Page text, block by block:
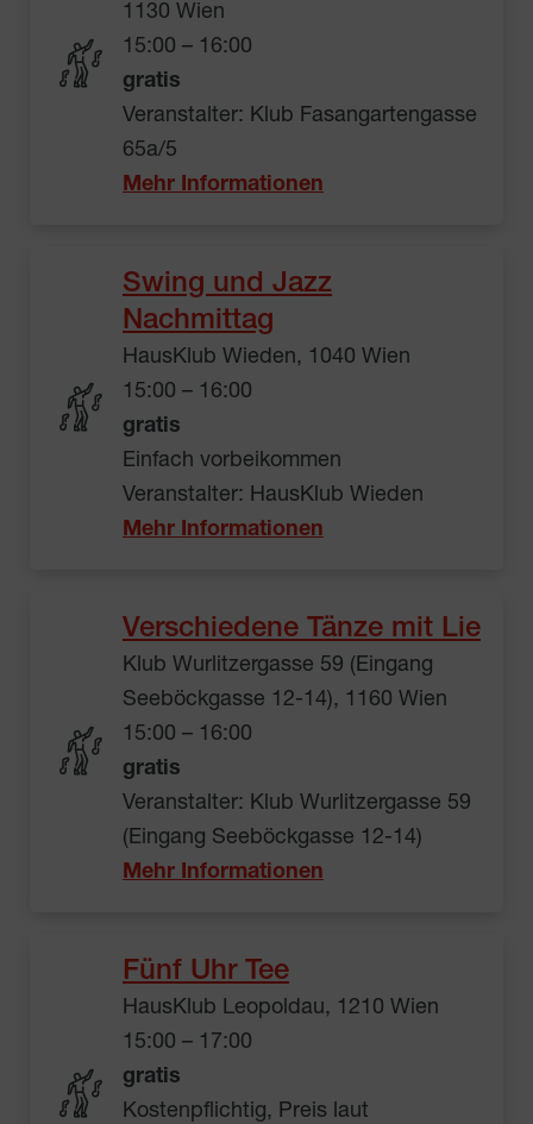
1130 Wien
15:00 – 16:00
gratis
Veranstalter: Klub Fasangartengasse
65a/5
Mehr Informationen
Swing und Jazz
Nachmittag
HausKlub Wieden, 1040 Wien
15:00 – 16:00
gratis
Einfach vorbeikommen
Veranstalter: HausKlub Wieden
Mehr Informationen
Verschiedene Tänze mit Lie
Klub Wurlitzergasse 59 (Eingang
Seeböckgasse 12-14), 1160 Wien
15:00 – 16:00
gratis
Veranstalter: Klub Wurlitzergasse 59
(Eingang Seeböckgasse 12-14)
Mehr Informationen
Fünf Uhr Tee
HausKlub Leopoldau, 1210 Wien
15:00 – 17:00
gratis
Kostenpflichtig, Preis laut